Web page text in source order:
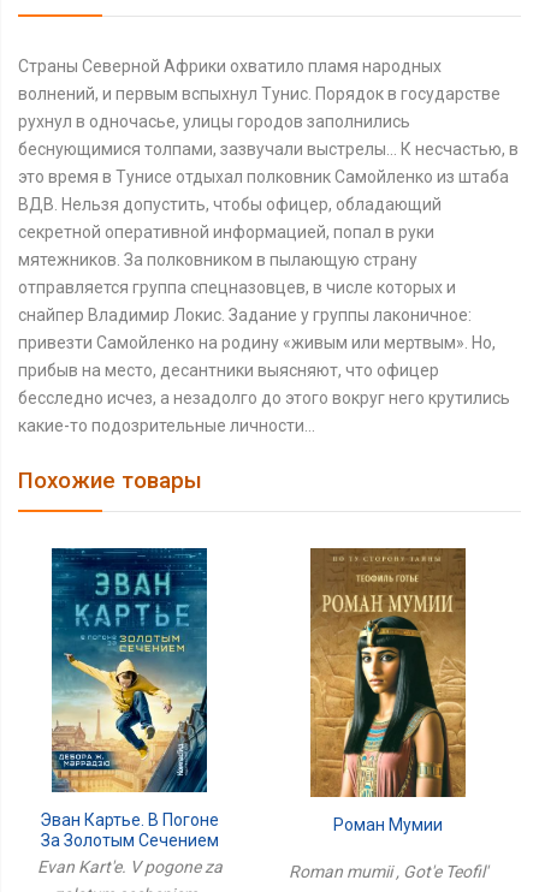
Страны Северной Африки охватило пламя народных
волнений, и первым вспыхнул Тунис. Порядок в государстве
рухнул в одночасье, улицы городов заполнились
беснующимися толпами, зазвучали выстрелы… К несчастью, в
это время в Тунисе отдыхал полковник Самойленко из штаба
ВДВ. Нельзя допустить, чтобы офицер, обладающий
секретной оперативной информацией, попал в руки
мятежников. За полковником в пылающую страну
отправляется группа спецназовцев, в числе которых и
снайпер Владимир Локис. Задание у группы лаконичное:
привезти Самойленко на родину «живым или мертвым». Но,
прибыв на место, десантники выясняют, что офицер
бесследно исчез, а незадолго до этого вокруг него крутились
какие-то подозрительные личности…
Похожие товары
Эван Картье. В Погоне
За Золотым Сечением
Evan Kart'e. V pogone za
Роман Мумии
Roman mumii , Got'e Teofil'